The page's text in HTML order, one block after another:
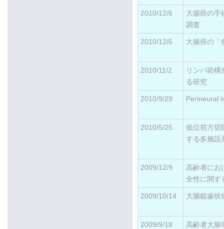
2010/12/6
大腸癌の手
調査
2010/12/6 大腸癌の「
2010/11/2
リンパ節
る研究
2010/9/29 Perineural
2010/5/25
低位前方切
する多施設
2009/12/9
高齢者にお
全性に関す
2009/10/14 大腸鋸歯状
2009/9/18
高齢者大腸